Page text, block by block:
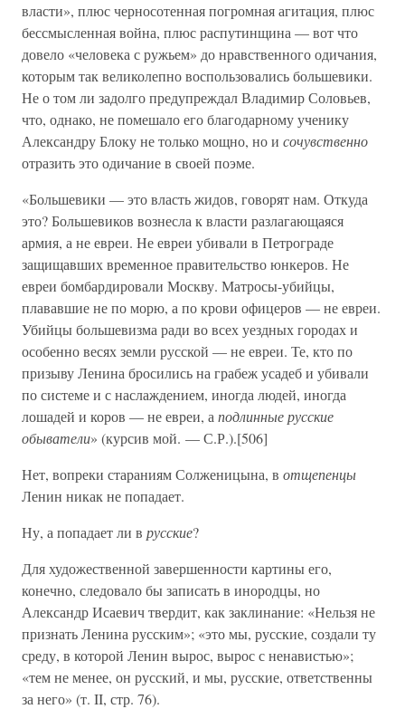
власти», плюс черносотенная погромная агитация, плюс
бессмысленная война, плюс распутинщина — вот что
довело «человека с ружьем» до нравственного одичания,
которым так великолепно воспользовались большевики.
Не о том ли задолго предупреждал Владимир Соловьев,
что, однако, не помешало его благодарному ученику
Александру Блоку не только мощно, но и сочувственно
отразить это одичание в своей поэме.
«Большевики — это власть жидов, говорят нам. Откуда
это? Большевиков вознесла к власти разлагающаяся
армия, а не евреи. Не евреи убивали в Петрограде
защищавших временное правительство юнкеров. Не
евреи бомбардировали Москву. Матросы-убийцы,
плававшие не по морю, а по крови офицеров — не евреи.
Убийцы большевизма ради во всех уездных городах и
особенно весях земли русской — не евреи. Те, кто по
призыву Ленина бросились на грабеж усадеб и убивали
по системе и с наслаждением, иногда людей, иногда
лошадей и коров — не евреи, а подлинные русские
обыватели» (курсив мой. — С.Р.).[506]
Нет, вопреки стараниям Солженицына, в отщепенцы
Ленин никак не попадает.
Ну, а попадает ли в русские?
Для художественной завершенности картины его,
конечно, следовало бы записать в инородцы, но
Александр Исаевич твердит, как заклинание: «Нельзя не
признать Ленина русским»; «это мы, русские, создали ту
среду, в которой Ленин вырос, вырос с ненавистью»;
«тем не менее, он русский, и мы, русские, ответственны
за него» (т. II, стр. 76).